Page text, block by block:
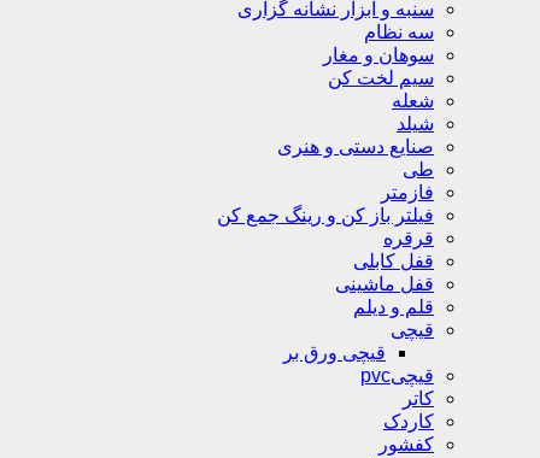
سنبه و ابزار نشانه گزاری
سه نظام
سوهان و مغار
سیم لخت کن
شعله
شیلد
صنایع دستی و هنری
طی
فازمتر
فیلتر باز کن و رینگ جمع کن
قرقره
قفل کابلی
قفل ماشینی
قلم و دیلم
قیچی
قیچی ورق بر
قیچیpvc
کاتر
کاردک
کفشور